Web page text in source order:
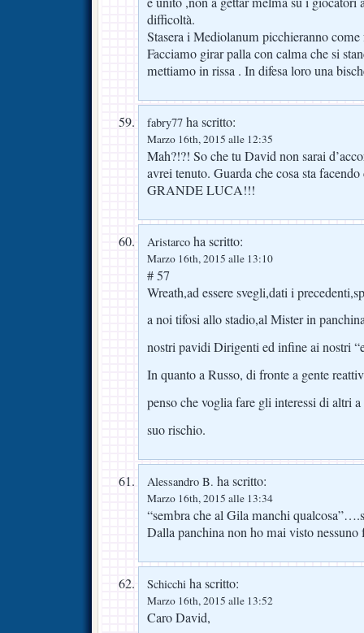
difficoltà.
Stasera i Mediolanum picchieranno
Facciamo girar palla con calma che si
mettiamo in rissa . In difesa loro una
fabry77 ha scritto:
Marzo 16th, 2015 alle 12:35
Mah?!?! So che tu David non sarai
avrei tenuto. Guarda che cosa sta
GRANDE LUCA!!!
Aristarco ha scritto:
Marzo 16th, 2015 alle 13:10
# 57
Wreath,ad essere svegli,dati i
a noi tifosi allo stadio,al Mister in
nostri pavidi Dirigenti ed infine ai nostri
In quanto a Russo, di fronte a gente
penso che voglia fare gli interessi di altri a
suo rischio.
Alessandro B. ha scritto:
Marzo 16th, 2015 alle 13:34
“sembra che al Gila manchi
Dalla panchina non ho mai visto nessuno
Schicchi ha scritto:
Marzo 16th, 2015 alle 13:52
Caro David,